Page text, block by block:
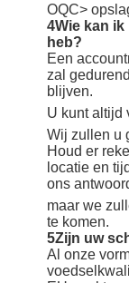
OQC>
4Wie kan
heb?
Een
zal
blijven.
U kunt altijd
Wij zullen u
Houd er
locatie en
ons
maar we
te komen.
5Zijn uw
Al onze